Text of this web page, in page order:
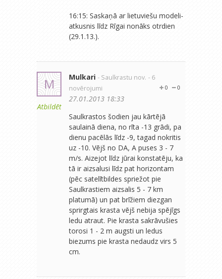
16:15: Saskaņā ar lietuviešu modeli-
atkusnis līdz Rīgai nonāks otrdien
(29.1.13.).
M
Atbildēt
Mulkari - Saulkrastu nov. - 6
novērojumi
0
0
27.01.2013 18:33
Saulkrastos šodien jau kārtējā
saulainā diena, no rīta -13 grādi, pa
dienu pacēlās līdz -9, tagad nokritis
uz -10. Vējš no DA, A puses 3 - 7
m/s. Aizejot līdz jūrai konstatēju, ka
tā ir aizsalusi līdz pat horizontam
(pēc satelītbildes spriežot pie
Saulkrastiem aizsalis 5 - 7 km
platumā) un pat brīžiem diezgan
sprirgtais krasta vējš nebija spējīgs
ledu atraut. Pie krasta sakrāvušies
torosi 1 - 2 m augsti un ledus
biezums pie krasta nedaudz virs 5
cm.